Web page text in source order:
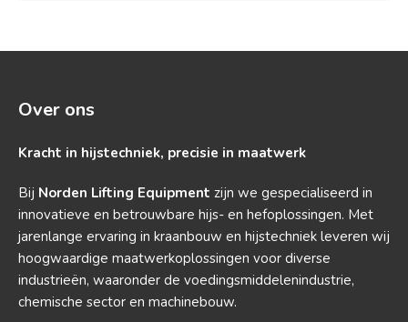
Over ons
Kracht in hijstechniek, precisie in maatwerk
Bij Norden Lifting Equipment zijn we gespecialiseerd in
innovatieve en betrouwbare hijs- en hefoplossingen. Met
jarenlange ervaring in kraanbouw en hijstechniek leveren wij
hoogwaardige maatwerkoplossingen voor diverse
industrieën, waaronder de voedingsmiddelenindustrie,
chemische sector en machinebouw.